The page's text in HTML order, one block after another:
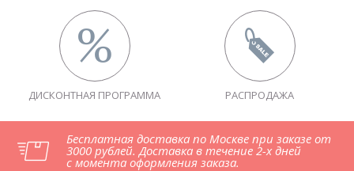
ДИСКОНТНАЯ ПРОГРАММА РАСПРОДАЖА
Бесплатная доставка по Москве при заказе от
3000 рублей. Доставка в течение 2-х дней
с момента оформления заказа.